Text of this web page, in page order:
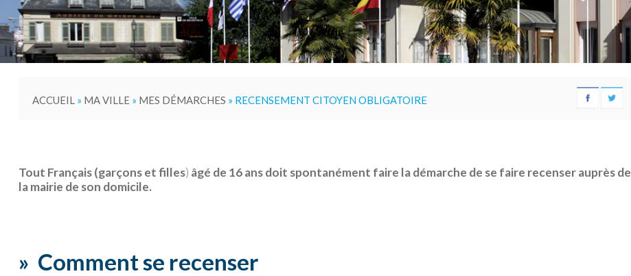
ACCUEIL » MA VILLE» MES DÉMARCHES » RECENSEMENT CITOYEN OBLIGATOIRE
Tout Français (garçons et filles) âgé de 16 ans doit spontanément faire la démarche de se faire recenser auprès de
la mairie de son domicile.
» Comment se recenser